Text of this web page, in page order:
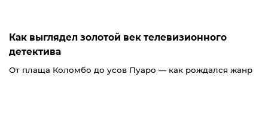
Как выглядел золотой век телевизионного
детектива
От плаща Коломбо до усов Пуаро — как рождался жанр